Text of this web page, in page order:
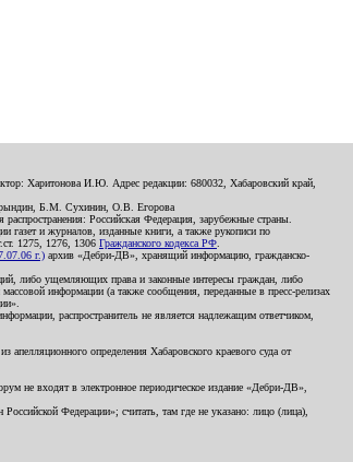
Харитонова И.Ю. Адрес редакции: 680032, Хабаровский край,
Б.М. Сухинин, О.В. Егорова
Российская Федерация, зарубежные страны.
газет и журналов, изданные книги, а также рукописи по
1275, 1276, 1306 Гражданского кодекса РФ
г.) архив «Дебри-ДВ», хранящий информацию, гражданско-
либо ущемляющих права и законные интересы граждан, либо
информации (а также сообщения, переданные в пресс-релизах
распространитель не является надлежащим ответчиком,
определения Хабаровского краевого суда от
не входят в электронное периодическое издание «Дебри-ДВ»,
Федерации»; считать, там где не указано: лицо (лица),